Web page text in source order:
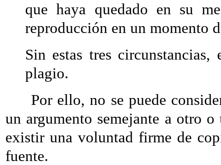
que haya quedado en su
reproducción en un momento
Sin estas tres
plagio.
Por ello, no se puede
un argumento semejante a otro
existir una voluntad firme de
fuente.